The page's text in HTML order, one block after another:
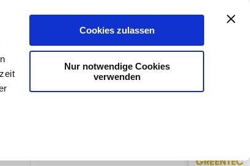
Cookies zulassen
Nur notwendige Cookies
verwenden
KONTAKT